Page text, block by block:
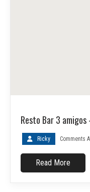
Resto Bar 3
Ricky Comments
Read More